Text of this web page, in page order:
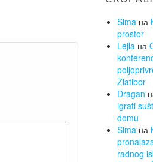
Simaна
prostor
Lejlaна
Zlatibor
Dragan
igrati
domu
Simaна
radnog